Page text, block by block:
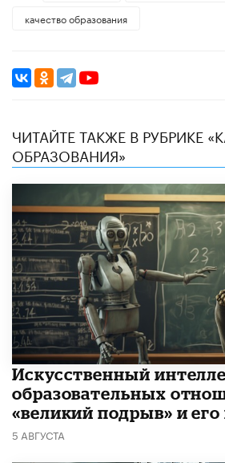
качество образования
ЧИТАЙТЕ ТАКЖЕ В РУБРИКЕ
ОБРАЗОВАНИЯ»
​Искусственный
образовательных
«великий подрыв» и
5 АВГУСТА